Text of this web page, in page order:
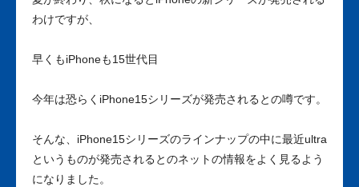
わけですが、
早くもiPhoneも15世代目
今年は恐らくiPhone15シリーズが発売されるとの噂です。
そんな、iPhone15シリーズのラインナップの中に最近ultra
というものが発売されるとのネットの情報をよく見るよう
になりました。